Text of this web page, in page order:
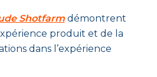
Shotfarmdémontrent
produit et de la
dans l’expérience